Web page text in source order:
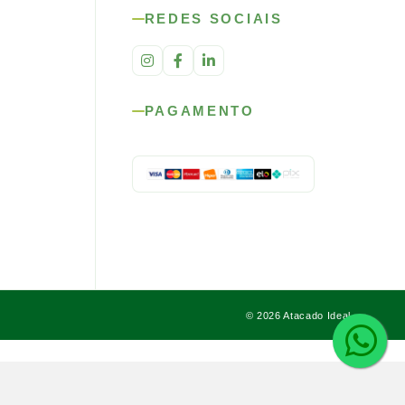
REDES SOCIAIS
PAGAMENTO
© 2026 Atacado Ideal